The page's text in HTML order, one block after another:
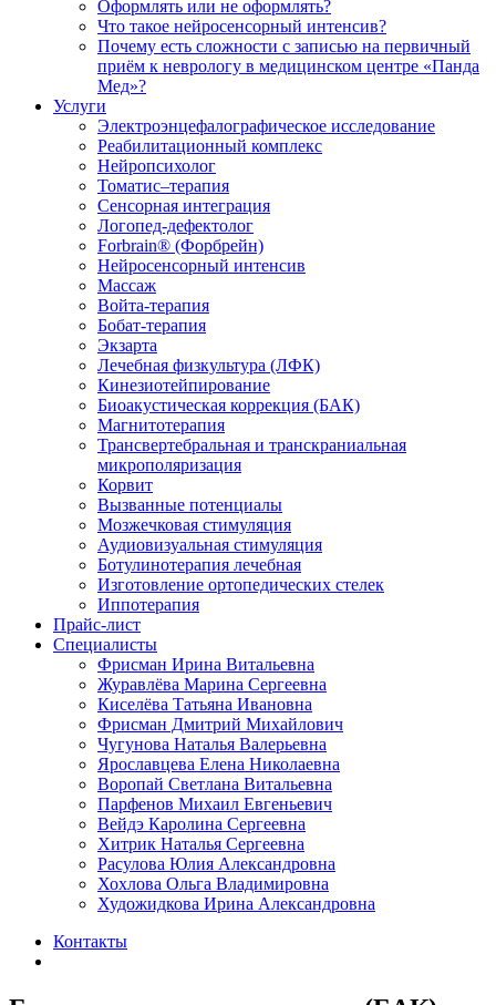
Оформлять или не оформлять?
Что такое нейросенсорный интенсив?
Почему есть сложности с записью на первичный
приём к неврологу в медицинском центре «Панда
Мед»?
Услуги
Электроэнцефалографическое исследование
Реабилитационный комплекс
Нейропсихолог
Томатис–терапия
Сенсорная интеграция
Логопед-дефектолог
Forbrain® (Форбрейн)
Нейросенсорный интенсив
Массаж
Войта-терапия
Бобат-терапия
Экзарта
Лечебная физкультура (ЛФК)
Кинезиотейпирование
Биоакустическая коррекция (БАК)
Магнитотерапия
Трансвертебральная и транскраниальная
микрополяризация
Корвит
Вызванные потенциалы
Мозжечковая стимуляция
Аудиовизуальная стимуляция
Ботулинотерапия лечебная
Изготовление ортопедических стелек
Иппотерапия
Прайс-лист
Специалисты
Фрисман Ирина Витальевна
Журавлёва Марина Сергеевна
Киселёва Татьяна Ивановна
Фрисман Дмитрий Михайлович
Чугунова Наталья Валерьевна
Ярославцева Елена Николаевна
Воропай Светлана Витальевна
Парфенов Михаил Евгеньевич
Вейдэ Каролина Сергеевна
Хитрик Наталья Сергеевна
Расулова Юлия Александровна
Хохлова Ольга Владимировна
Художидкова Ирина Александровна
Контакты